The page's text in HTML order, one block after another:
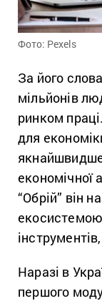
Фото: Pexels
За його
мільйонів
ринком
для
економічної
“Обрій” він
екосистемою
Наразі в
першого